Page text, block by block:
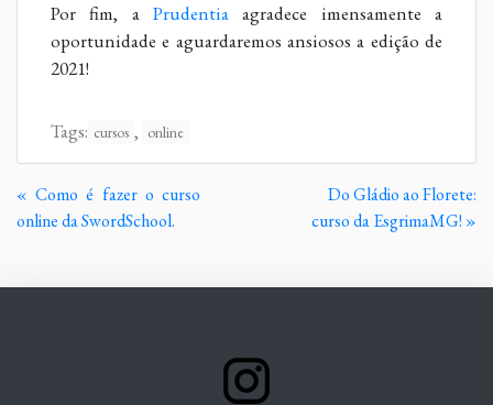
Por fim, a Prudentiaagradece imensamente a
oportunidade e aguardaremos ansiosos a edição de
2021!
Tags: cursos , online
Continue
Lendo
« Como é fazer o curso
online da SwordSchool.
Do Gládio ao Florete:
curso da EsgrimaMG! »